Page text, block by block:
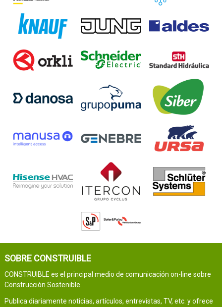
SOBRE CONSTRUIBLE
CONSTRUIBLE es el principal medio de comunicación on-line sobre
Construcción Sostenible.
Publica diariamente noticias, artículos, entrevistas, TV, etc. y ofrece